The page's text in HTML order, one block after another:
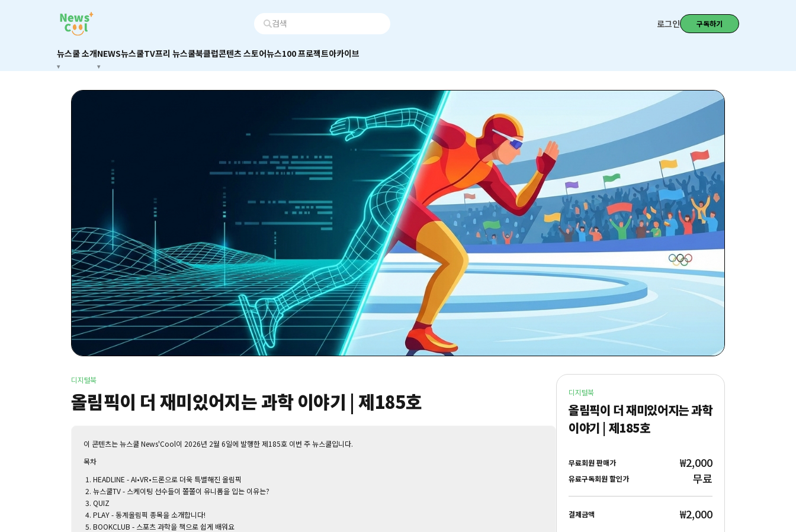
로그인 구독하기
뉴스쿨 소개NEWS뉴스쿨TV프리 뉴스쿨북클럽콘텐츠 스토어뉴스100 프로젝트아카이브
디지털북
올림픽이 더 재미있어지는 과학 이야기 | 제185호
이 콘텐츠는 뉴스쿨 News'Cool이 2026년 2월 6일에 발행한 제185호 이번 주 뉴스쿨입니다.‌
목차
HEADLINE - AI•VR•드론으로 더욱 특별해진 올림픽
뉴스쿨TV - 스케이팅 선수들이 쫄쫄이 유니폼을 입는 이유는?
QUIZ
PLAY - 동계올림픽 종목을 소개합니다!
BOOKCLUB - 스포츠 과학을 책으로 쉽게 배워요
디지털북
올림픽이 더 재미있어지는 과학
이야기 | 제185호
무료회원 판매가 ₩2,000
유료구독회원 할인가 무료
결제금액 ₩2,000